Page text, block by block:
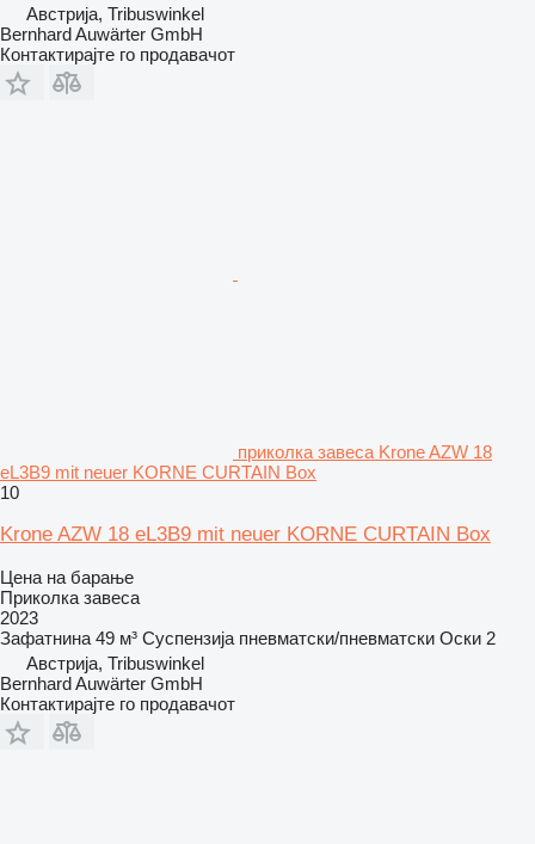
Австрија, Tribuswinkel
Bernhard Auwärter GmbH
Контактирајте го продавачот
приколка завеса Krone AZW 18
eL3B9 mit neuer KORNE CURTAIN Box
10
Krone AZW 18 eL3B9 mit neuer KORNE CURTAIN Box
Цена на барање
Приколка завеса
2023
Зафатнина 49 м³ Суспензија пневматски/пневматски Оски 2
Австрија, Tribuswinkel
Bernhard Auwärter GmbH
Контактирајте го продавачот